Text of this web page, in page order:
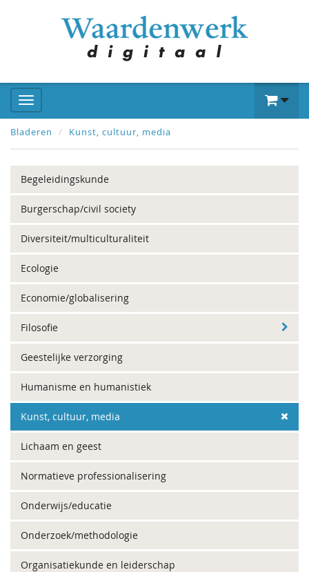
Bladeren Kunst, cultuur, media
Begeleidingskunde
Burgerschap/civil society
Diversiteit/multiculturaliteit
Ecologie
Economie/globalisering
Filosofie
Geestelijke verzorging
Humanisme en humanistiek
Kunst, cultuur, media
Lichaam en geest
Normatieve professionalisering
Onderwijs/educatie
Onderzoek/methodologie
Organisatiekunde en leiderschap